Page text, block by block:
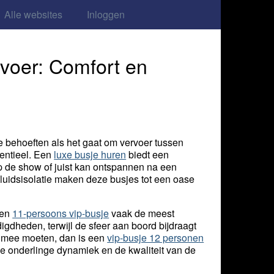
Alle websites Inloggen
Comfort en
als het gaat om vervoer tussen
Een luxe busje huren biedt een
show of juist kan ontspannen na een
maken deze busjes tot een oase
11-persoons vip-busjevaak de meest
terwijl de sfeer aan boord bijdraagt
moeten, dan is eenvip-busje 12 personen
onderlinge dynamiek en de kwaliteit van de